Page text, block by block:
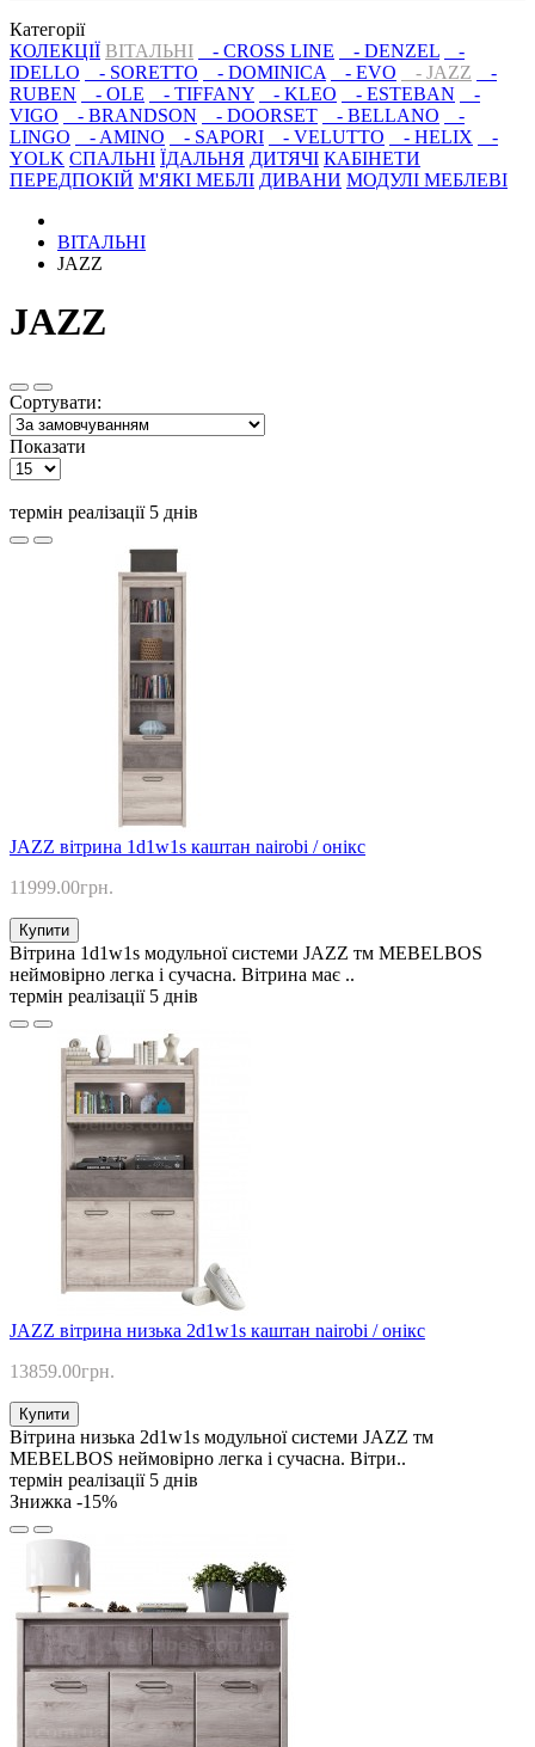
Категорії
КОЛЕКЦІЇ ВІТАЛЬНІ - CROSS LINE - DENZEL
-
IDELLO
- SORETTO - DOMINICA - EVO - JAZZ
-
RUBEN
- OLE - TIFFANY - KLEO - ESTEBAN
-
VIGO
- BRANDSON - DOORSET - BELLANO
-
LINGO
- AMINO - SAPORI - VELUTTO - HELIX
-
YOLK СПАЛЬНІ ЇДАЛЬНЯ ДИТЯЧІ КАБІНЕТИ
ПЕРЕДПОКІЙ М'ЯКІ МЕБЛІ ДИВАНИ МОДУЛІ МЕБЛЕВІ
ВІТАЛЬНІ
JAZZ
JAZZ
Сортувати:
Показати
термін реалізації 5 днів
JAZZ вітрина 1d1w1s каштан nairobi / онікс
11999.00грн.
Купити
Вітрина 1d1w1s модульної системи JAZZ тм MEBELBOS
неймовірно легка і сучасна. Вітрина має ..
термін реалізації 5 днів
JAZZ вітрина низька 2d1w1s каштан nairobi / онікс
13859.00грн.
Купити
Вітрина низька 2d1w1s модульної системи JAZZ тм
MEBELBOS неймовірно легка і сучасна. Вітри..
термін реалізації 5 днів
Знижка -15%